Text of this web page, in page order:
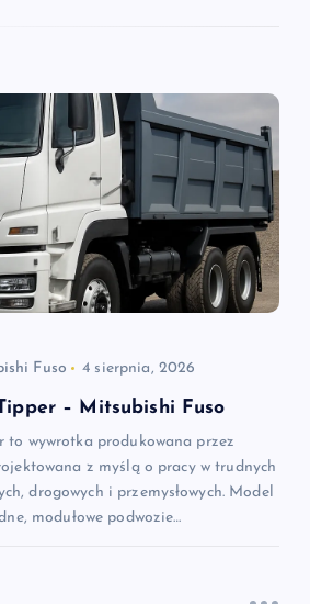
Fuso 4 sierpnia, 2026
– Mitsubishi Fuso
to wywrotka produkowana przez
z myślą o pracy w trudnych
drogowych i przemysłowych. Model
modułowe podwozie…